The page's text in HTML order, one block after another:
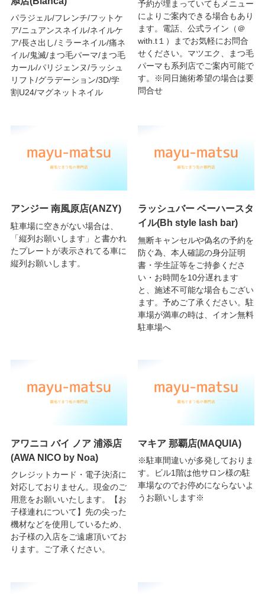
パラジェル/フレンチ/フットケ
ア/ニュアンスネイル/ネイルケ
ア/長さ出し/ミラーネイル/痛ネ
イル/鬼滅/まつ毛パーマ/まつ毛
カール/パリジェンヌ/ラッシュ
リフト/グラデーション/3D/学
割U24/マグネットネイル
予約が埋まっていてもメニュー
によりご案内できる場合もあり
ます。電話、公式ライン（＠
with.t１）までお気軽にお問合
せください。マツエク、まつ毛
パーマも系列店でご案内可能で
す。※同日施術希望の場合は要
問合せ
アンジー 南風原店(ANZY)
駐車場に空きがない場合は、
「縦列お願いします」と書かれ
たプレートが表示されてる車に
縦列お願いします。
ラッシュバー ベーハースタ
イル(Bh style lash bar)
無断キャンセルや偽名の予約を
防ぐ為、本人確認の身分証明
書・学生証等をご持参くださ
い・お時間を10分遅れます
と、施述不可能な場合もござい
ます。予めご了承ください。駐
車場が満車の時は、イオン無料
駐車場へ
アワニコ バイ ノア 浦添店
(AWA NICO by Noa)
クレジットカード・電子決済に
対応しておりません。現金のご
用意をお願いいたします。【お
子様連れについて】先の尖った
機材などを使用しているため、
お子様の入店をご遠慮頂いてお
ります。ご了承ください。
マキア 那覇店(MAQUIA)
※駐車間違いが多発しておりま
す。ビル1階は他サロン様の駐
車場なのでお停めにならないよ
うお願いします※